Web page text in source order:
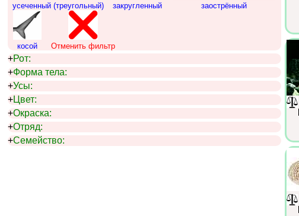
усеченный (треугольный) закругленный заострённый
косой Отменить фильтр
+Рот:
+Форма тела:
+Усы:
+Цвет:
+Окраска:
+Отряд:
+Семейство: